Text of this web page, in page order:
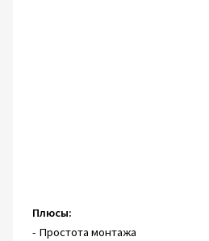
Плюсы:
- Простота монтажа